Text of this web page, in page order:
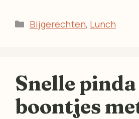
Categorieën
Bijgerechten, Lunch
Snelle pinda
boontjes